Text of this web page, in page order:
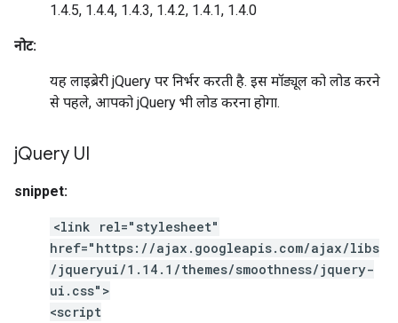
1.4.5, 1.4.4, 1.4.3, 1.4.2, 1.4.1, 1.4.0
नोट:
यह लाइब्रेरी jQuery पर निर्भर करती है. इस मॉड्यूल को लोड करने
से पहले, आपको jQuery भी लोड करना होगा.
jQuery UI
snippet:
<link rel="stylesheet"
href="https://ajax.googleapis.com/ajax/libs
/jqueryui/1.14.1/themes/smoothness/jquery-
ui.css">
<script